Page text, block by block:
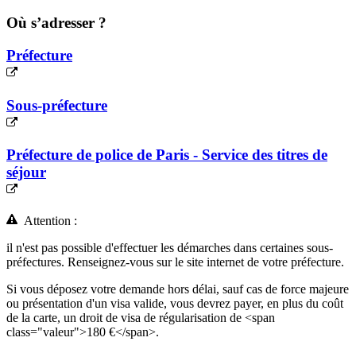
Où s’adresser ?
Préfecture
Sous-préfecture
Préfecture de police de Paris - Service des titres de
séjour
Attention :
il n'est pas possible d'effectuer les démarches dans certaines sous-
préfectures. Renseignez-vous sur le site internet de votre préfecture.
Si vous déposez votre demande hors délai, sauf cas de force majeure
ou présentation d'un visa valide, vous devrez payer, en plus du coût
de la carte, un droit de visa de régularisation de <span
class="valeur">180 €</span>.